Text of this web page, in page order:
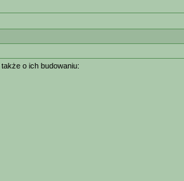
także o ich budowaniu: